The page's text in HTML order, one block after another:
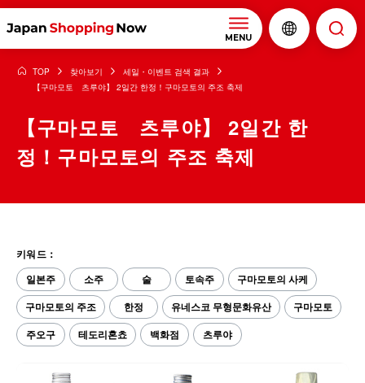
MENU
TOP 찾아보기
세일・이벤트 검색 결과
【구마모토 츠루야】 2일간 한정！구마모토의 주조 축제
【구마모토 츠루야】 2일간 한
정！구마모토의 주조 축제
키워드：
일본주
소주 술 토속주
구마모토의 사케
구마모토의 주조
한정 유네스코 무형문화유산
구마모토
주오구
테도리혼쵸 백화점 츠루야